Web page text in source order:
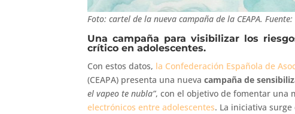
Foto: cartel de la nueva campaña de la CEAPA. Fuente:
Una campaña para visibilizar los
crítico en adolescentes.
Con estos datos, la Confederación Española de
(CEAPA) presenta una nuevacampaña de
el vapeo te nubla”, con el objetivo de fomentar una
electrónicos entre adolescentes. La iniciativa